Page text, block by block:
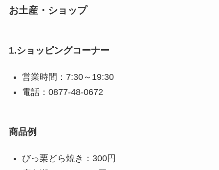
お土産・ショップ
1.ショッピングコーナー
営業時間：7:30～19:30
電話：0877-48-0672
商品例
びっ栗どら焼き：300円